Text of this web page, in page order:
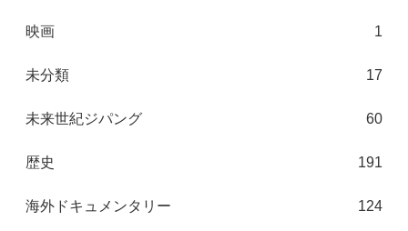
映画 1
未分類 17
未来世紀ジパング 60
歴史 191
海外ドキュメンタリー 124